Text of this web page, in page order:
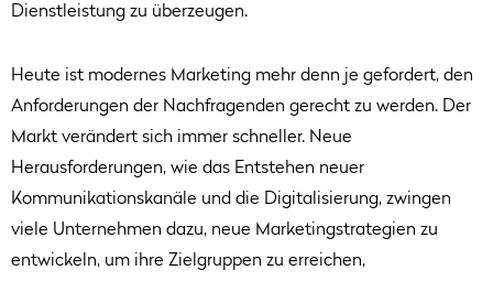
Dienstleistung zu überzeugen.
Heute ist modernes Marketing mehr denn je gefordert, den
Anforderungen der Nachfragenden gerecht zu werden. Der
Markt verändert sich immer schneller. Neue
Herausforderungen, wie das Entstehen neuer
Kommunikationskanäle und die Digitalisierung, zwingen
viele Unternehmen dazu, neue Marketingstrategien zu
entwickeln, um ihre Zielgruppen zu erreichen,